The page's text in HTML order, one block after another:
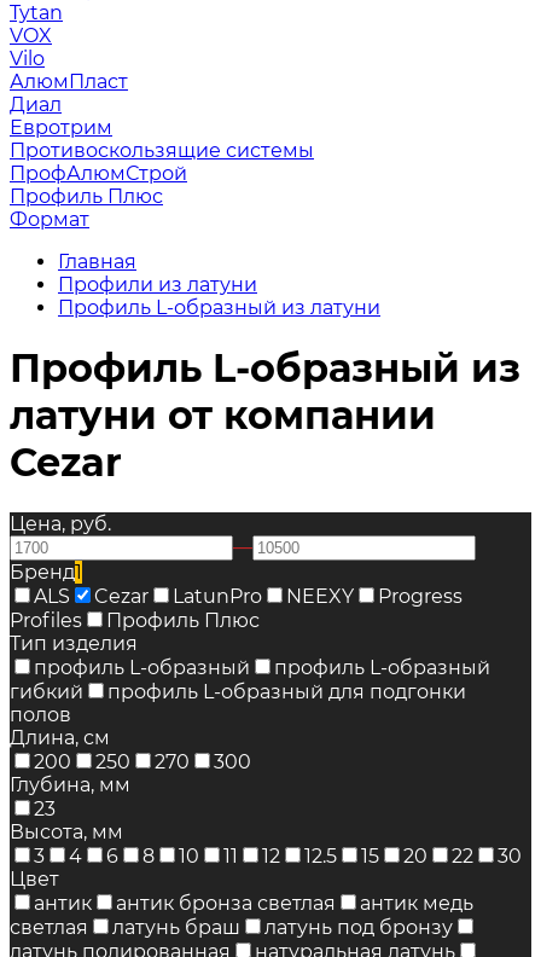
Tytan
VOX
Vilo
АлюмПласт
Диал
Евротрим
Противоскользящие системы
ПрофАлюмСтрой
Профиль Плюс
Формат
Главная
Профили из латуни
Профиль L-образный из латуни
Профиль L-образный из
латуни от компании
Cezar
Цена, руб.
—
Бренд1
ALS
Cezar LatunPro NEEXY
Progress
Profiles
Профиль Плюс
Тип изделия
профиль L-образный
профиль L-образный
гибкий
профиль L-образный для подгонки
полов
Длина, см
200
250 270
300
Глубина, мм
23
Высота, мм
3
4 6 8 10 11 12 12.5 15 20 22
30
Цвет
антик
антик бронза светлая
антик медь
светлая
латунь браш
латунь под бронзу
латунь полированная
натуральная латунь